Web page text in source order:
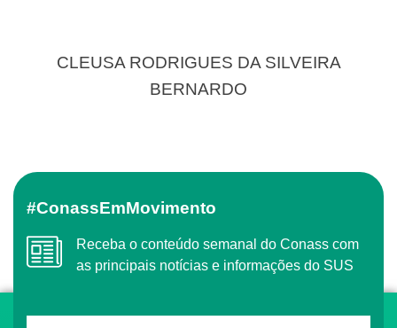
CLEUSA RODRIGUES DA SILVEIRA
BERNARDO
#ConassEmMovimento
Receba o conteúdo semanal do Conass com
as principais notícias e informações do SUS